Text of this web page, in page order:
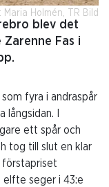
Maria Holmén, TR Bild
blev det
Fas i
fyra i andraspår
I
ett spår och
tog till slut en klar
förstapriset
elfte seger i 43:e